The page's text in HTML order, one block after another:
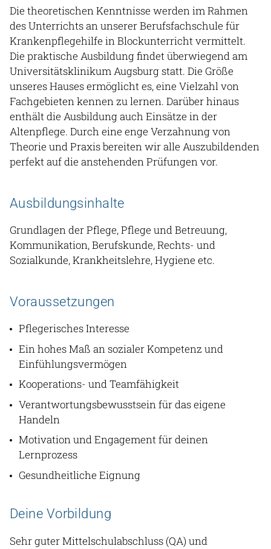
Die theoretischen Kenntnisse werden im Rahmen
des Unterrichts an unserer Berufsfachschule für
Krankenpflegehilfe in Blockunterricht vermittelt.
Die praktische Ausbildung findet überwiegend am
Universitätsklinikum Augsburg statt. Die Größe
unseres Hauses ermöglicht es, eine Vielzahl von
Fachgebieten kennen zu lernen. Darüber hinaus
enthält die Ausbildung auch Einsätze in der
Altenpflege. Durch eine enge Verzahnung von
Theorie und Praxis bereiten wir alle Auszubildenden
perfekt auf die anstehenden Prüfungen vor.
Ausbildungsinhalte
Grundlagen der Pflege, Pflege und Betreuung,
Kommunikation, Berufskunde, Rechts- und
Sozialkunde, Krankheitslehre, Hygiene etc.
Voraussetzungen
Pflegerisches Interesse
Ein hohes Maß an sozialer Kompetenz und
Einfühlungsvermögen
Kooperations- und Teamfähigkeit
Verantwortungsbewusstsein für das eigene
Handeln
Motivation und Engagement für deinen
Lernprozess
Gesundheitliche Eignung
Deine Vorbildung
Sehr guter Mittelschulabschluss (QA) und